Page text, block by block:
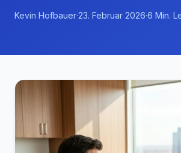
Kevin Hofbauer·23. Februar 2026·6 Min.